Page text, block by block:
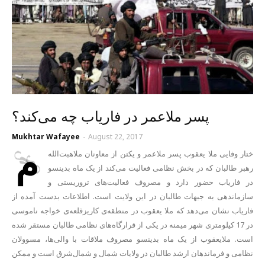
پسر ملاعمر در فاریاب چه می‌کند؟
Mukhtar Wafayee - August 22, 2017
م
ختار وفایی ملا یعقوب پسر ملاعمر و یکتن از معاونان ملاهبت‌الله
رهبر طالبان که در بخش نظامی فعالیت می‌کند از یک ماه بدینسو
در فاریاب حضور دارد و مصروف فعالیت‌های تروریستی و
سازماندهی به جبهات طالبان در این ولایت است. اطلاعات بدست آمده از
فاریاب نشان می‌دهد که ملا یعقوب در منطقه‌ی کاریزقلعه‌ی خواجه ناموسی
در 17 کیلومتری شهر میمنه در یکی از قرارگاه‌های نظامی طالبان مستقر شده
است. ملایعقوب از یک ماه بدینسو مصروف ملاقات با والی‌ها، مسوولان
نظامی و فرماندهان ارشد طالبان در ولایات شمال و شمال‌شرق است و ممکن